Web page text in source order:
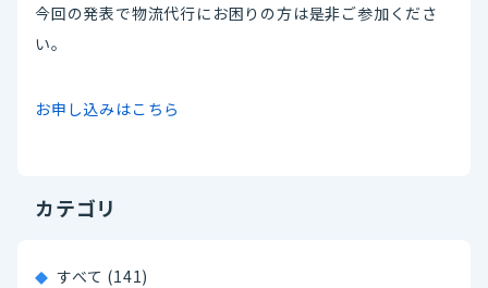
今回の発表で物流代行にお困りの方は是非ご参加くださ
い。
お申し込みはこちら
カテゴリ
すべて (141)